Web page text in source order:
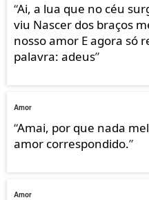
“Ai, a lua que no céu
viu Nascer dos braços
nosso amor E agora só
palavra: adeus”
Amor
“Amai, por que nada
amor correspondido.”
Amor